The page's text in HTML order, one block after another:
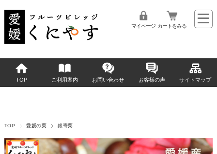
マイページ カートをみる
TOP ご利用案内 お問い合わせ お客様の声 サイトマップ
TOP 愛媛の栗 銀寄栗